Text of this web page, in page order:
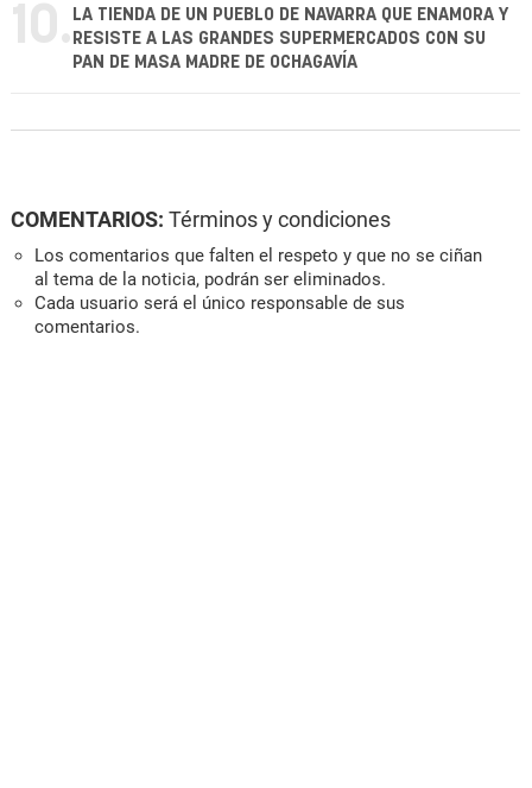
10. LA TIENDA DE UN PUEBLO DE NAVARRA QUE ENAMORA Y
RESISTE A LAS GRANDES SUPERMERCADOS CON SU
PAN DE MASA MADRE DE OCHAGAVÍA
COMENTARIOS: Términos y condiciones
Los comentarios que falten el respeto y que no se ciñan
al tema de la noticia, podrán ser eliminados.
Cada usuario será el único responsable de sus
comentarios.